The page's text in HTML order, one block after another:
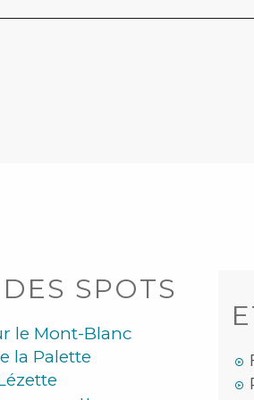
SPOTS
le Mont-Blanc
la Palette